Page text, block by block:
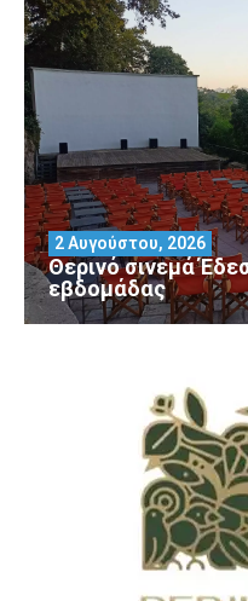
Θερινό σινεμά
εβδομάδας
2 Αυγούστου, 2026